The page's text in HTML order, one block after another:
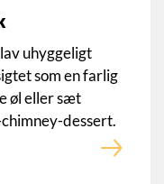
uhyggeligt
som en farlig
øl eller sæt
dessert.